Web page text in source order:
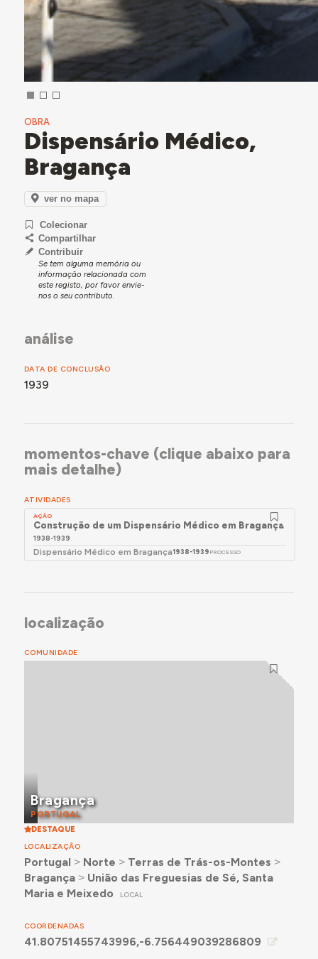
OBRA
Dispensário Médico,
Bragança
ver no mapa
Colecionar
Compartilhar
Contribuir
Se tem alguma memória ou
informação relacionada com
este registo, por favor envie-
nos o seu contributo.
análise
DATA DE CONCLUSÃO
1939
momentos-chave (clique abaixo para
mais detalhe)
ATIVIDADES
AÇÃO
Construção de um Dispensário Médico em Bragança
1938-1939
Dispensário Médico em Bragança1938-1939 PROCESSO
localização
COMUNIDADE
Bragança
PORTUGAL
DESTAQUE
LOCALIZAÇÃO
Portugal ˃ Norte ˃ Terras de Trás-os-Montes ˃
Bragança˃ União das Freguesias de Sé, Santa
Maria e Meixedo
LOCAL
COORDENADAS
41.80751455743996,-6.756449039286809